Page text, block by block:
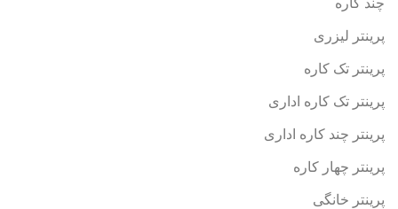
چند کاره
پرینتر لیزری
پرینتر تک کاره
پرینتر تک کاره اداری
پرینتر چند کاره اداری
پرینتر چهار کاره
پرینتر خانگی